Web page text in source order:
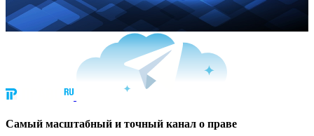
Cамый масштабный и точный канал о праве